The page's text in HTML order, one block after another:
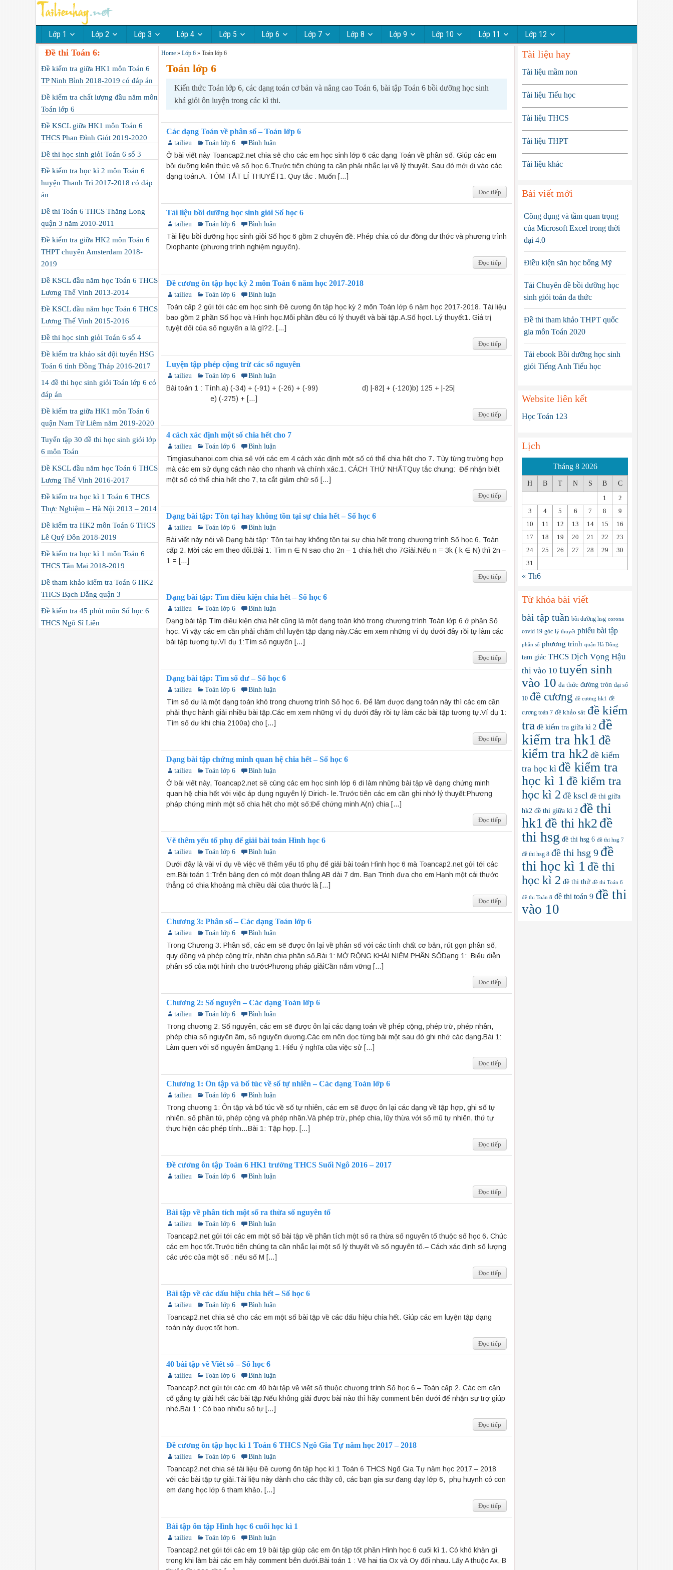
Lớp 1 Lớp 2 Lớp 3 Lớp 4 Lớp 5 Lớp 6 Lớp 7 Lớp 8 Lớp 9 Lớp 10 Lớp 11 Lớp 12
Đề thi Toán 6:
Đề kiểm tra giữa HK1 môn Toán 6
TP Ninh Bình 2018-2019 có đáp án
Đề kiểm tra chất lượng đầu năm môn
Toán lớp 6
Đề KSCL giữa HK1 môn Toán 6
THCS Phan Đình Giót 2019-2020
Đề thi học sinh giỏi Toán 6 số 3
Đề kiểm tra học kì 2 môn Toán 6
huyện Thanh Trì 2017-2018 có đáp
án
Đề thi Toán 6 THCS Thăng Long
quận 3 năm 2010-2011
Đề kiểm tra giữa HK2 môn Toán 6
THPT chuyên Amsterdam 2018-
2019
Đề KSCL đầu năm học Toán 6 THCS
Lương Thế Vinh 2013-2014
Đề KSCL đầu năm học Toán 6 THCS
Lương Thế Vinh 2015-2016
Đề thi học sinh giỏi Toán 6 số 4
Đề kiểm tra khảo sát đội tuyển HSG
Toán 6 tỉnh Đồng Tháp 2016-2017
14 đề thi học sinh giỏi Toán lớp 6 có
đáp án
Đề kiểm tra giữa HK1 môn Toán 6
quận Nam Từ Liêm năm 2019-2020
Tuyển tập 30 đề thi học sinh giỏi lớp
6 môn Toán
Đề KSCL đầu năm học Toán 6 THCS
Lương Thế Vinh 2016-2017
Đề kiểm tra học kì 1 Toán 6 THCS
Thực Nghiệm – Hà Nội 2013 – 2014
Đề kiểm tra HK2 môn Toán 6 THCS
Lê Quý Đôn 2018-2019
Đề kiểm tra học kì 1 môn Toán 6
THCS Tân Mai 2018-2019
Đề tham khảo kiểm tra Toán 6 HK2
THCS Bạch Đằng quận 3
Đề kiểm tra 45 phút môn Số học 6
THCS Ngô Sĩ Liên
Home » Lớp 6 » Toán lớp 6
Toán lớp 6
Kiến thức Toán lớp 6, các dạng toán cơ bản và nâng cao Toán 6, bài tập Toán 6 bồi dưỡng học sinh
khá giỏi ôn luyện trong các kì thi.
Các dạng Toán về phân số – Toán lớp 6
tailieu Toán lớp 6 Bình luận
Ở bài viết này Toancap2.net chia sẻ cho các em học sinh lớp 6 các dạng Toán về phân số. Giúp các em
bồi dưỡng kiến thức về số học 6.Trước tiên chúng ta cần phải nhắc lại về lý thuyết. Sau đó mới đi vào các
dạng toán.A. TÓM TẮT LÍ THUYẾT1. Quy tắc : Muốn […]
Đọc tiếp
Tài liệu bồi dưỡng học sinh giỏi Số học 6
tailieu Toán lớp 6 Bình luận
Tài liệu bồi dưỡng học sinh giỏi Số học 6 gồm 2 chuyên đề: Phép chia có dư-đồng dư thức và phương trình
Diophante (phương trình nghiệm nguyên).
Đọc tiếp
Đề cương ôn tập học kỳ 2 môn Toán 6 năm học 2017-2018
tailieu Toán lớp 6 Bình luận
Toán cấp 2 gửi tới các em học sinh Đề cương ôn tập học kỳ 2 môn Toán lớp 6 năm học 2017-2018. Tài liệu
bao gồm 2 phần Số học và Hình học.Mỗi phần đều có lý thuyết và bài tập.A.Số họcI. Lý thuyết1. Giá trị
tuyệt đối của số nguyên a là gì?2. […]
Đọc tiếp
Luyện tập phép cộng trừ các số nguyên
tailieu Toán lớp 6 Bình luận
Bài toán 1 : Tính.a) (-34) + (-91) + (-26) + (-99) d) |-82| + (-120)b) 125 + |-25|
e) (-275) + […]
Đọc tiếp
4 cách xác định một số chia hết cho 7
tailieu Toán lớp 6 Bình luận
Timgiasuhanoi.com chia sẻ với các em 4 cách xác định một số có thể chia hết cho 7. Tùy từng trường hợp
mà các em sử dụng cách nào cho nhanh và chính xác.1. CÁCH THỨ NHẤTQuy tắc chung: Để nhận biết
một số có thể chia hết cho 7, ta cắt giảm chữ số […]
Đọc tiếp
Dạng bài tập: Tồn tại hay không tồn tại sự chia hết – Số học 6
tailieu Toán lớp 6 Bình luận
Bài viết này nói về Dạng bài tập: Tồn tại hay không tồn tại sự chia hết trong chương trình Số học 6, Toán
cấp 2. Mời các em theo dõi.Bài 1: Tìm n ∈ N sao cho 2n – 1 chia hết cho 7Giải:Nếu n = 3k ( k ∈ N) thì 2n –
1 = […]
Đọc tiếp
Dạng bài tập: Tìm điều kiện chia hết – Số học 6
tailieu Toán lớp 6 Bình luận
Dạng bài tập Tìm điều kiện chia hết cũng là một dạng toán khó trong chương trình Toán lớp 6 ở phần Số
học. Vì vậy các em cần phải chăm chỉ luyện tập dạng này.Các em xem những ví dụ dưới đây rồi tự làm các
bài tập tương tự.Ví dụ 1:Tìm số nguyên […]
Đọc tiếp
Dạng bài tập: Tìm số dư – Số học 6
tailieu Toán lớp 6 Bình luận
Tìm số dư là một dạng toán khó trong chương trình Số học 6. Để làm được dạng toán này thì các em cần
phải thực hành giải nhiều bài tập.Các em xem những ví dụ dưới đây rồi tự làm các bài tập tương tự.Ví dụ 1:
Tìm số dư khi chia 2100a) cho […]
Đọc tiếp
Dạng bài tập chứng minh quan hệ chia hết – Số học 6
tailieu Toán lớp 6 Bình luận
Ở bài viết này, Toancap2.net sẽ cùng các em học sinh lớp 6 đi làm những bài tập về dạng chứng minh
quan hệ chia hết với việc áp dụng nguyên lý Dirich- le.Trước tiên các em cần ghi nhớ lý thuyết:Phương
pháp chứng minh một số chia hết cho một số:Để chứng minh A(n) chia […]
Đọc tiếp
Vẽ thêm yếu tố phụ để giải bài toán Hình học 6
tailieu Toán lớp 6 Bình luận
Dưới đây là vài ví dụ về việc vẽ thêm yếu tố phụ để giải bài toán Hình học 6 mà Toancap2.net gửi tới các
em.Bài toán 1:Trên bảng đen có một đoạn thẳng AB dài 7 dm. Bạn Trinh đưa cho em Hạnh một cái thước
thẳng có chia khoảng mà chiều dài của thước là […]
Đọc tiếp
Chương 3: Phân số – Các dạng Toán lớp 6
tailieu Toán lớp 6 Bình luận
Trong Chương 3: Phân số, các em sẽ được ôn lại về phân số với các tính chất cơ bản, rút gọn phân số,
quy đồng và phép cộng trừ, nhân chia phân số.Bài 1: MỞ RỘNG KHÁI NIỆM PHÂN SỐDạng 1: Biểu diễn
phân số của một hình cho trướcPhương pháp giảiCần nắm vững […]
Đọc tiếp
Chương 2: Số nguyên – Các dạng Toán lớp 6
tailieu Toán lớp 6 Bình luận
Trong chương 2: Số nguyên, các em sẽ được ôn lại các dạng toán về phép cộng, phép trừ, phép nhân,
phép chia số nguyên âm, số nguyên dương.Các em nên đọc từng bài một sau đó ghi nhớ các dạng.Bài 1:
Làm quen với số nguyên âmDạng 1: Hiểu ý nghĩa của việc sử […]
Đọc tiếp
Chương 1: Ôn tập và bổ túc về số tự nhiên – Các dạng Toán lớp 6
tailieu Toán lớp 6 Bình luận
Trong chương 1: Ôn tập và bổ túc về số tự nhiên, các em sẽ được ôn lại các dạng về tập hợp, ghi số tự
nhiên, số phần tử, phép cộng và phép nhân.Và phép trừ, phép chia, lũy thừa với số mũ tự nhiên, thứ tự
thực hiện các phép tính…Bài 1: Tập hợp. […]
Đọc tiếp
Đề cương ôn tập Toán 6 HK1 trường THCS Suối Ngô 2016 – 2017
tailieu Toán lớp 6 Bình luận
Đọc tiếp
Bài tập về phân tích một số ra thừa số nguyên tố
tailieu Toán lớp 6 Bình luận
Toancap2.net gửi tới các em một số bài tập về phân tích một số ra thừa số nguyên tố thuộc số học 6. Chúc
các em học tốt.Trước tiên chúng ta cần nhắc lại một số lý thuyết về số nguyên tố.– Cách xác định số lượng
các ước của một số : nếu số M […]
Đọc tiếp
Bài tập về các dấu hiệu chia hết – Số học 6
tailieu Toán lớp 6 Bình luận
Toancap2.net chia sẻ cho các em một số bài tập về các dấu hiệu chia hết. Giúp các em luyện tập dạng
toán này được tốt hơn.
Đọc tiếp
40 bài tập về Viết số – Số học 6
tailieu Toán lớp 6 Bình luận
Toancap2.net gửi tới các em 40 bài tập về viết số thuộc chương trình Số học 6 – Toán cấp 2. Các em cần
cố gắng tự giải hết các bài tập.Nếu không giải được bài nào thì hãy comment bên dưới để nhận sự trợ giúp
nhé.Bài 1 : Có bao nhiêu số tự […]
Đọc tiếp
Đề cương ôn tập học kì 1 Toán 6 THCS Ngô Gia Tự năm học 2017 – 2018
tailieu Toán lớp 6 Bình luận
Toancap2.net chia sẻ tài liệu Đề cương ôn tập học kì 1 Toán 6 THCS Ngô Gia Tự năm học 2017 – 2018
với các bài tập tự giải.Tài liệu này dành cho các thầy cô, các bạn gia sư đang dạy lớp 6, phụ huynh có con
em đang học lớp 6 tham khảo. […]
Đọc tiếp
Bài tập ôn tập Hình học 6 cuối học kì 1
tailieu Toán lớp 6 Bình luận
Toancap2.net gửi tới các em 19 bài tập giúp các em ôn tập tốt phần Hình học 6 cuối kì 1. Có khó khăn gì
trong khi làm bài các em hãy comment bên dưới.Bài toán 1 : Vẽ hai tia Ox và Oy đối nhau. Lấy A thuộc Ax, B
Tài liệu hay
Tài liệu mầm non
Tài liệu Tiểu học
Tài liệu THCS
Tài liệu THPT
Tài liệu khác
Bài viết mới
Công dụng và tầm quan trọng
của Microsoft Excel trong thời
đại 4.0
Điều kiện săn học bổng Mỹ
Tải Chuyên đề bồi dưỡng học
sinh giỏi toán đa thức
Đề thi tham khảo THPT quốc
gia môn Toán 2020
Tải ebook Bồi dưỡng học sinh
giỏi Tiếng Anh Tiểu học
Website liên kết
Học Toán 123
Lịch
Tháng 8 2026
H B T N S B C
1
2
3
4 5 6 7 8
9
10
11 12 13 14 15
16
17
18 19 20 21 22
23
24
25 26 27 28 29
30
31
« Th6
Từ khóa bài viết
bài tập tuần bồi dưỡng hsg corona
covid 19 góc lý thuyết phiếu bài tập
phân số phương trình quận Hà Đông
tam giác THCS Dịch Vọng Hậu
thi vào 10 tuyển sinh
vào 10 đa thức đường tròn đại số
10 đề cương đề cương hk1 đề
cương toán 7 đề khảo sát đề kiểm
tra đề kiểm tra giữa kì 2 đề
kiểm tra hk1 đề
kiểm tra hk2 đề kiểm
tra học kì đề kiểm tra
học kì 1đề kiểm tra
học kì 2 đề kscl đề thi giữa
hk2 đề thi giữa kì 2 đề thi
hk1 đề thi hk2 đề
thi hsg đề thi hsg 6 đề thi hsg 7
đề thi hsg 8 đề thi hsg 9 đề
thi học kì 1 đề thi
học kì 2 đề thi thử đề thi Toán 6
đề thi Toán 8 đề thi toán 9 đề thi
vào 10